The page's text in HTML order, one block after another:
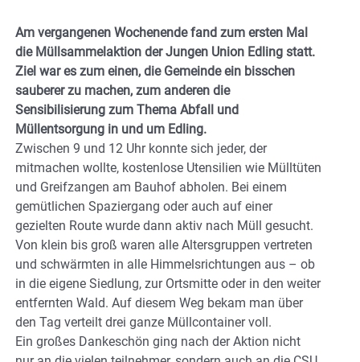
Am vergangenen Wochenende fand zum ersten Mal
die Müllsammelaktion der Jungen Union Edling statt.
Ziel war es zum einen, die Gemeinde ein bisschen
sauberer zu machen, zum anderen die
Sensibilisierung zum Thema Abfall und
Müllentsorgung in und um Edling.
Zwischen 9 und 12 Uhr konnte sich jeder, der
mitmachen wollte, kostenlose Utensilien wie Mülltüten
und Greifzangen am Bauhof abholen. Bei einem
gemütlichen Spaziergang oder auch auf einer
gezielten Route wurde dann aktiv nach Müll gesucht.
Von klein bis groß waren alle Altersgruppen vertreten
und schwärmten in alle Himmelsrichtungen aus – ob
in die eigene Siedlung, zur Ortsmitte oder in den weiter
entfernten Wald. Auf diesem Weg bekam man über
den Tag verteilt drei ganze Müllcontainer voll.
Ein großes Dankeschön ging nach der Aktion nicht